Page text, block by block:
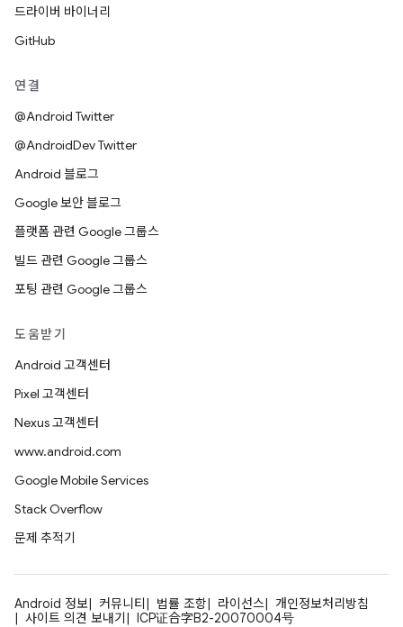
드라이버 바이너리
GitHub
연결
@Android Twitter
@AndroidDev Twitter
Android 블로그
Google 보안 블로그
플랫폼 관련 Google 그룹스
빌드 관련 Google 그룹스
포팅 관련 Google 그룹스
도움받기
Android 고객센터
Pixel 고객센터
Nexus 고객센터
www.android.com
Google Mobile Services
Stack Overflow
문제 추적기
Android 정보 커뮤니티 법률 조항 라이선스
개인정보처리방침
사이트 의견 보내기
ICP证合字B2-20070004号